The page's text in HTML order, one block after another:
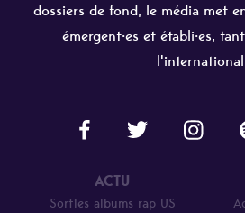
dossiers de fond, le média met
émergent·es et établi·es,
ACTU
Sorties albums rap US